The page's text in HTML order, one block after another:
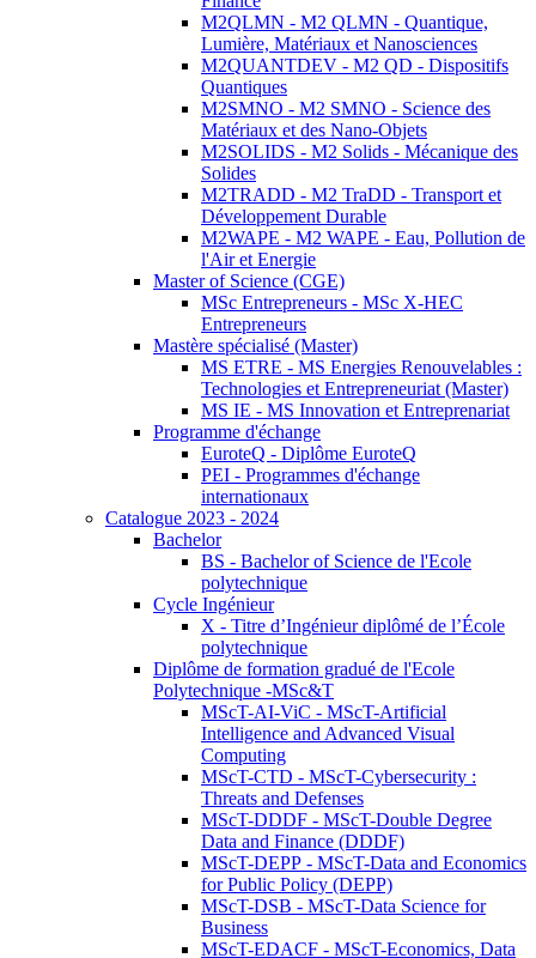
M2QLMN - M2 QLMN - Quantique,
Lumière, Matériaux et Nanosciences
M2QUANTDEV - M2 QD - Dispositifs
Quantiques
M2SMNO - M2 SMNO - Science des
Matériaux et des Nano-Objets
M2SOLIDS - M2 Solids - Mécanique des
Solides
M2TRADD - M2 TraDD - Transport et
Développement Durable
M2WAPE - M2 WAPE - Eau, Pollution de
l'Air et Energie
Master of Science (CGE)
MSc Entrepreneurs - MSc X-HEC
Entrepreneurs
Mastère spécialisé (Master)
MS ETRE - MS Energies Renouvelables :
Technologies et Entrepreneuriat (Master)
MS IE - MS Innovation et Entreprenariat
Programme d'échange
EuroteQ - Diplôme EuroteQ
PEI - Programmes d'échange
internationaux
Catalogue 2023 - 2024
Bachelor
BS - Bachelor of Science de l'Ecole
polytechnique
Cycle Ingénieur
X - Titre d’Ingénieur diplômé de l’École
polytechnique
Diplôme de formation gradué de l'Ecole
Polytechnique -MSc&T
MScT-AI-ViC - MScT-Artificial
Intelligence and Advanced Visual
Computing
MScT-CTD - MScT-Cybersecurity :
Threats and Defenses
MScT-DDDF - MScT-Double Degree
Data and Finance (DDDF)
MScT-DEPP - MScT-Data and Economics
for Public Policy (DEPP)
MScT-DSB - MScT-Data Science for
Business
MScT-EDACF - MScT-Economics, Data